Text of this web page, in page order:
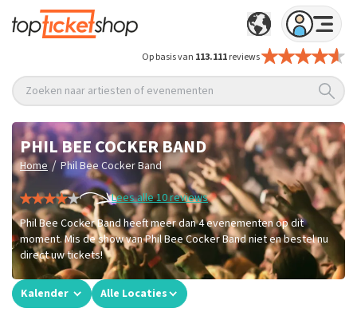
Op basis van 113.111reviews
Zoeken naar artiesten of evenementen
PHIL BEE COCKER BAND
Home / Phil Bee Cocker Band
Lees alle 10 reviews
Phil Bee Cocker Band heeft meer dan 4 evenementen op dit
moment. Mis de show van Phil Bee Cocker Band niet en bestel nu
direct uw tickets!
Kalender Alle Locaties